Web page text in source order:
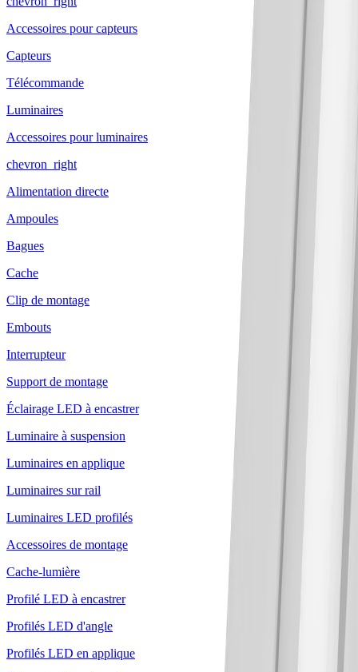
Accessoires pour capteurs
Capteurs
Télécommande
Luminaires
Accessoires pour luminaires
chevron_right
Alimentation directe
Ampoules
Bagues
Cache
Clip de montage
Embouts
Interrupteur
Support de montage
Éclairage LED à encastrer
Luminaire à suspension
Luminaires en applique
Luminaires sur rail
Luminaires LED profilés
Accessoires de montage
Cache-lumière
Profilé LED à encastrer
Profilés LED d'angle
Profilés LED en applique